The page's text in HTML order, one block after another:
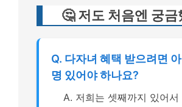
🤔 저도 처음엔 궁금
Q. 다자녀 혜택 받으려면
명 있어야 하나요?
A. 저희는 셋째까지 있어서